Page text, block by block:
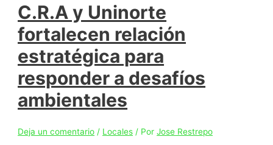
al
ciudadano
rescatado
en
la
Circunvalar
C.R.A y Uninorte
fortalecen relación
estratégica para
responder a desafíos
ambientales
Deja un comentario / Locales / PorJose Restrepo